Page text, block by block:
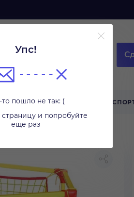
ДОМА ТУРИЗМ
Упс!
то пошло не так: (
и попробуйте
еще раз
Батуты